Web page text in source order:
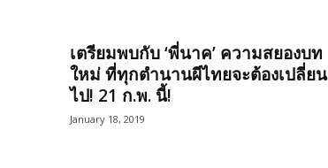
เตรียมพบกับ ‘พี่นาค’ ความสยองบท
ใหม่ ที่ทุกตำนานผีไทยจะต้องเปลี่ยน
ไป! 21 ก.พ. นี้!
January 18, 2019